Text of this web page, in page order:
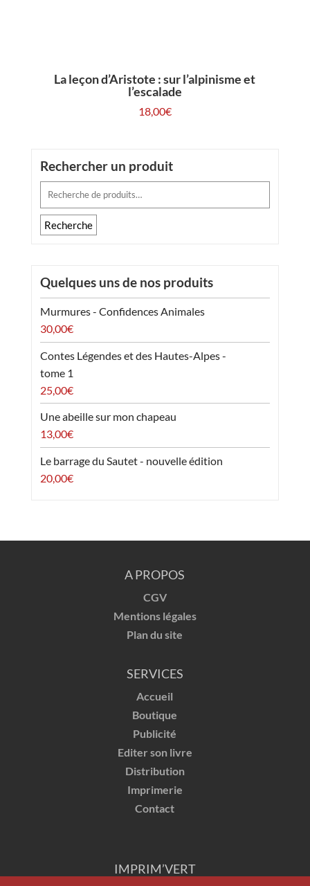
La leçon d’Aristote : sur l’alpinisme et
l’escalade
18,00€
Rechercher un produit
Recherche
pour :
Recherche
Quelques uns de nos produits
Murmures - Confidences Animales
30,00€
Contes Légendes et des Hautes-Alpes -
tome 1
25,00€
Une abeille sur mon chapeau
13,00€
Le barrage du Sautet - nouvelle édition
20,00€
A PROPOS
CGV
Mentions légales
Plan du site
SERVICES
Accueil
Boutique
Publicité
Editer son livre
Distribution
Imprimerie
Contact
IMPRIM’VERT